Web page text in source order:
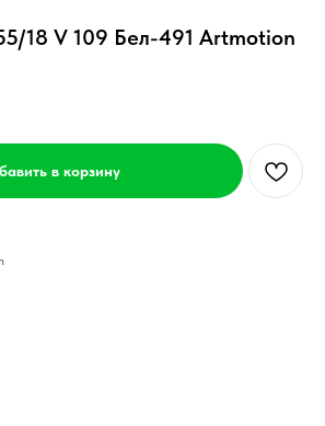
18 V 109 Бел-491 Artmotion
в корзину